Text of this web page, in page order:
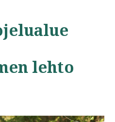
lehto